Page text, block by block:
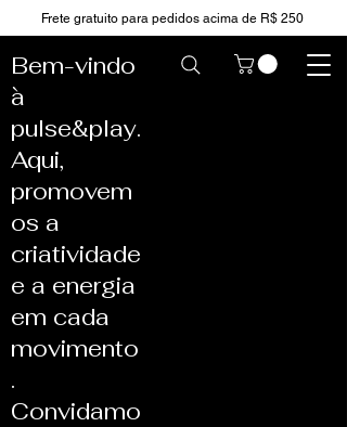
Frete gratuito para pedidos acima de R$ 250
Bem-vindo
à
pulse&play.
Aqui,
promovem
os a
criatividade
e a energia
em cada
movimento
.
Convidamo